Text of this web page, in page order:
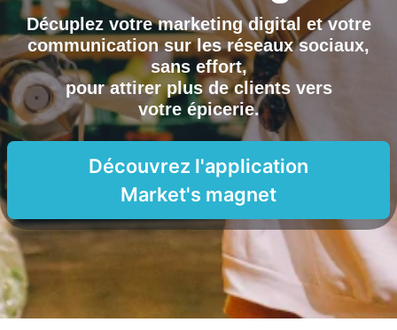
Décuplez votre marketing digital et votre
communication sur les réseaux sociaux,
sans effort,
pour attirer plus de clients vers
votre épicerie.
Découvrez l'application
Market's magnet